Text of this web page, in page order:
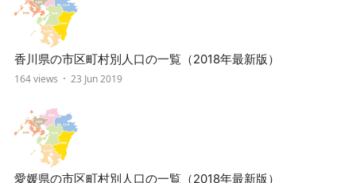
香川県の市区町村別人口の一覧（2018年最新版）
164 views 23 Jun 2019
愛媛県の市区町村別人口の一覧（2018年最新版）